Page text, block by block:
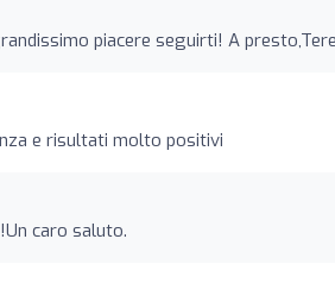
piacere seguirti! A
e risultati molto positivi
caro saluto.